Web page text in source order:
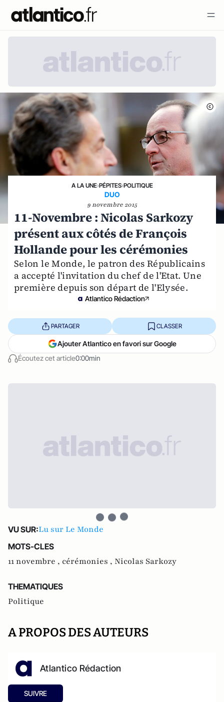
A LA UNE›PÉPITES›POLITIQUE
DUO
9 novembre 2015
11-Novembre : Nicolas Sarkozy
présent aux côtés de François
Hollande pour les cérémonies
Selon le Monde, le patron des Républicains
a accepté l'invitation du chef de l'Etat. Une
première depuis son départ de l'Elysée.
Atlantico Rédaction
Écoutez cet article0:00min
PARTAGER CLASSER
Ajouter Atlantico en favori sur Google
VU SUR:Lu sur Le Monde
MOTS-CLES
11 novembre , cérémonies , Nicolas Sarkozy
THEMATIQUES
Politique
A PROPOS DES AUTEURS
Atlantico Rédaction
SUIVRE